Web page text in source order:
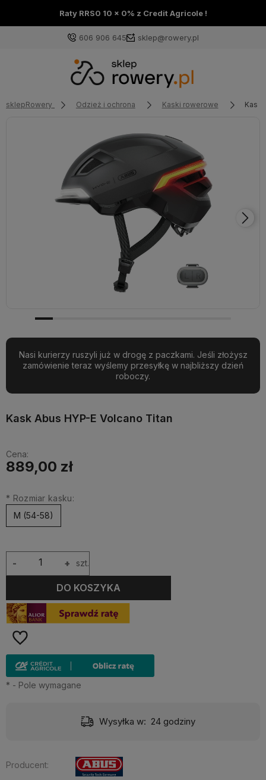
Raty RRS0 10 x 0% z Credit Agricole !
606 906 645 sklep@rowery.pl
sklepRowery Odzież i ochrona Kaski rowerowe Kask
Nasi kurierzy ruszyli już w drogę z paczkami. Jeśli złożysz
zamówienie teraz wyślemy przesyłkę w najbliższy dzień
roboczy.
Kask Abus HYP-E Volcano Titan
Cena:
889,00 zł
* Rozmiar kasku:
M (54-58)
+
- szt.
DO KOSZYKA
* - Pole wymagane
Wysyłka w: 24 godziny
Producent: